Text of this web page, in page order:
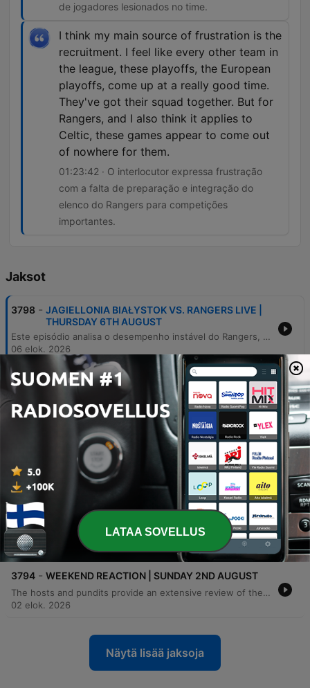
de jogadores lesionados no time.
I think my main source of frustration is the
recruitment. I feel like every other team in
the league, these playoffs, the European
playoffs, come up at a really good time.
They've got their squad together. But for
Rangers, and I also think it applies to
Celtic, these games appear to come out
of nowhere for them.
01:23:42 · O interlocutor expressa frustração
com a falta de preparação e integração do
elenco do Rangers para competições
importantes.
Jaksot
3798 - JAGIELLONIA BIAŁYSTOK VS. RANGERS LIVE |
THURSDAY 6TH AUGUST
Este episódio analisa o desempenho instável do Rangers, focando na defesa vulnerável e nas mudanças táticas de Derek McInnes sob crescente pressão. Os comentaristas debatem a falta de criatividade no ataque, as dificuldades de integração de novos jogadores e o impacto severo de lesões no elenco. A discussão estende-se ao cenário do futebol escocês, abordando as necessidades de recrutamento do Celtic, a crise no Hearts e os desafios enfrentados por clubes como Motherwell e Hibs em competições europeias. O debate também explora a pressão das redes sociais sobre treinadores e a gestão financeira necessária para manter a competitividade.
06 elok. 2026
3797 - RANGERS SIGN WINGER DAISUKE YOKOTA |
WEDNESDAY 5TH AUGUST
The Clyde 1 Super Scoreboard explores the landscape of Scottish football ahead of European qualifiers, focusing on the transfer activities and squad depth of Rangers, Celtic, and Motherwell. The panel discusses Rangers' recent signing of Daisuke Yokota and the risks associated with player rotation, while critiquing Celtic's recruitment strategy and the potential departure of key players like Alistair Johnston and Engels. The discussion also addresses systemic challenges within the Scottish game, specifically the drain of young talent to English academies due to wage disparities and structural issues. Additionally, the episode features updates on Motherwell's evolving identity and a look at how cultural factors in player development impact the long-term future of the Scottish Premiership.
05 elok. 2026
CELTIC V DUNDEE REACTION | TUESDAY 4TH
AUGUST
The hosts and guests review the opening weekend of the Scottish League, focusing heavily on Celtic's 1-0 victory over Dundee. The discussion analyzes player performances, the debut of new strikers Kasper Hermansen and Duran, and significant concerns regarding Celtic's transfer business, club management, and squad depth in key positions. The episode also covers Rangers' recruitment needs for wingers and defensive reinforcements, including interest in Daisuke Yokota. Additional topics include St Mirren's sustainable club strategy, the role of data in modern scouting, and a look at the financial challenges facing football clubs.
04 elok. 2026
3795 -
CELTIC VS. DUNDEE BUILD-UP AFTER RANGERS
DRAW AT UNITED | MONDAY 3RD AUGUST
The Clyde 1 Super Scoreboard reviews the opening weekend of the Scottish football season, analyzing standout performances and key results. The discussion covers the excitement of the domestic season's return, featuring highlights from players like Kevin Nisbet and critiques of recent 'howlers.' The episode delves deep into transfer window dynamics for Celtic and Rangers. Pundits critique Rangers' recruitment strategy and lack of creativity following their draw against Dundee United, while also discussing Celtic's need for defensive depth and the potential departures of key players like Arne Engels and Alistair Johnson.
03 elok. 2026
3794 - WEEKEND REACTION | SUNDAY 2ND AUGUST
The hosts and pundits provide an extensive review of the Scottish Premiership opening weekend, analyzing high-scoring encounters like St Johnstone vs Kilmarnock and the tactical stalemate between Hibs and Motherwell. The discussion covers various club updates, including Rangers' need for attacking width, Celtic's transfer strategy and squad depth concerns, and the managerial challenges facing Hearts. The episode also delves into broader league themes, such as the increasing tension between managers and referees, the impact of VAR, and the importance of balancing youth with experience in squad building. The conversation concludes with previews of upcoming fixtures, including Celtic vs Dundee, and reflections on individual player performances across the league.
02 elok. 2026
Näytä lisää jaksoja
LATAA SOVELLUS